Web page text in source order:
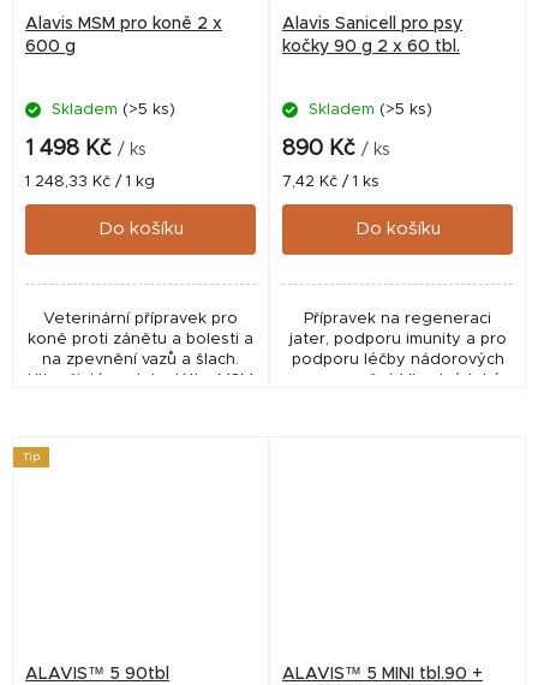
Alavis MSM pro koně 2 x
600 g
Skladem (>5 ks)
1 498 Kč / ks
Měrná
cena:
1 248,33 Kč / 1 kg
Do košíku
Veterinární přípravek pro
koně proti zánětu a bolesti a
na zpevnění vazů a šlach.
Ultra čistá podoba látky MSM
Alavis Sanicell pro psy
kočky 90 g 2 x 60 tbl.
Skladem (>5 ks)
890 Kč / ks
Měrná
cena:
7,42 Kč / 1 ks
Do košíku
Přípravek na regeneraci
jater, podporu imunity a pro
podporu léčby nádorových
onemocnění. Vhodný také
Tip
ALAVIS™ 5 90tbl
ALAVIS™ 5 MINI tbl.90 +